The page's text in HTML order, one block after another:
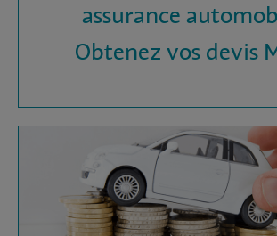
assurance
Obtenez vos devis